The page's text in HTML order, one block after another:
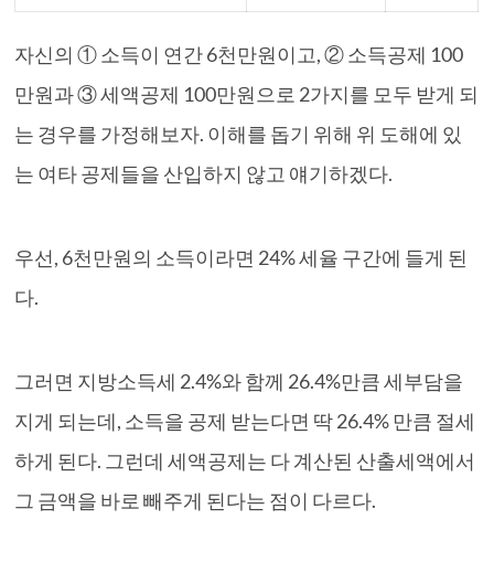
자신의 ① 소득이 연간 6천만원이고, ② 소득공제 100
만원과 ③ 세액공제 100만원으로 2가지를 모두 받게 되
는 경우를 가정해보자. 이해를 돕기 위해 위 도해에 있
는 여타 공제들을 산입하지 않고 얘기하겠다.
우선, 6천만원의 소득이라면 24% 세율 구간에 들게 된
다.
그러면 지방소득세 2.4%와 함께 26.4%만큼 세부담을
지게 되는데, 소득을 공제 받는다면 딱 26.4% 만큼 절세
하게 된다. 그런데 세액공제는 다 계산된 산출세액에서
그 금액을 바로 빼주게 된다는 점이 다르다.